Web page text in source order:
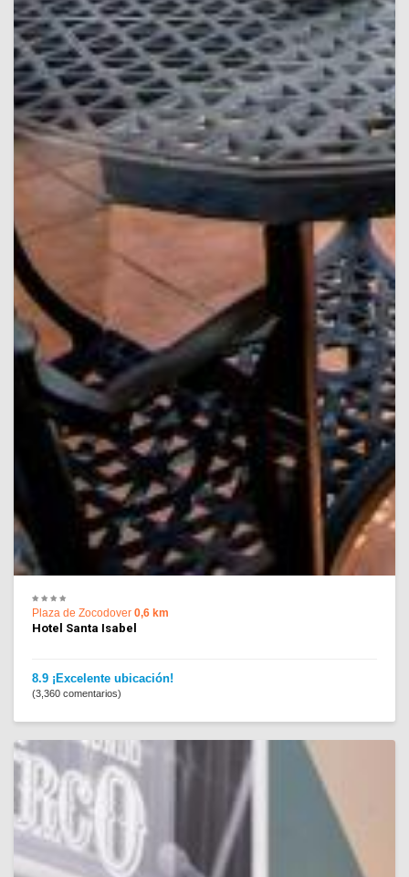
Plaza de Zocodover 0,6 km
Hotel Santa Isabel
8.9 ¡Excelente ubicación!
(3,360 comentarios)